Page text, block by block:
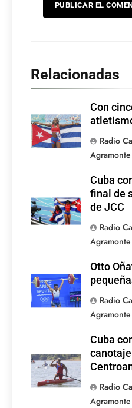
Relacionadas
Con
Radio
Agramonte
Cuba
final de
de JCC
Radio
Agramonte
Otto
Radio
Agramonte
Cuba
Radio
Agramonte